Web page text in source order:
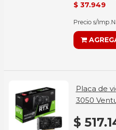
$ 37.949
Precio s/
Placa de
3050
$